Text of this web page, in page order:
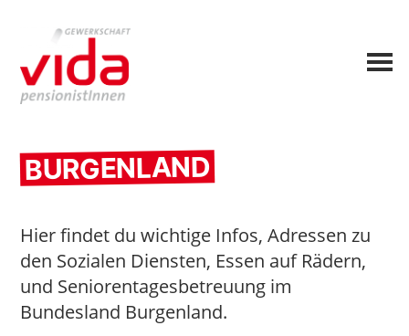
BURGENLAND
Hier findet du wichtige Infos, Adressen zu
den Sozialen Diensten, Essen auf Rädern,
und Seniorentagesbetreuung im
Bundesland Burgenland.